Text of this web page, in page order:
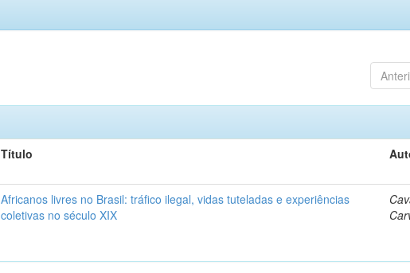
Título
Africanos livres no Brasil: tráfico ilegal, vidas tuteladas e experiências
coletivas no século XIX